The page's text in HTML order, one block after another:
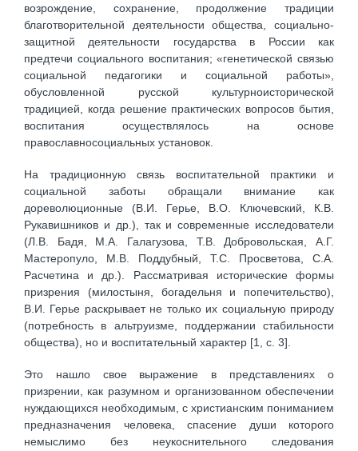
возрождение, сохранение, продолжение традиции
благотворительной деятельности общества, социально-
защитной деятельности государства в России как
предтечи социального воспитания; «генетической связью
социальной педагогики и социальной работы»,
обусловленной русской культурноисторической
традицией, когда решение практических вопросов бытия,
воспитания осуществлялось на основе
православносоциальных установок.
На традиционную связь воспитательной практики и
социальной заботы обращали внимание как
дореволюционные (В.И. Герье, В.О. Ключевский, К.В.
Рукавишников и др.), так и современные исследователи
(Л.В. Бадя, М.А. Галагузова, Т.В. Добровольская, А.Г.
Мастеропуло, М.В. Поддубный, Т.С. Просветова, С.А.
Расчетина и др.). Рассматривая исторические формы
призрения (милостыня, богадельня и попечительство),
В.И. Герье раскрывает не только их социальную природу
(потребность в альтруизме, поддержании стабильности
общества), но и воспитательный характер [1, с. 3].
Это нашло свое выражение в представлениях о
призрении, как разумном и организованном обеспечении
нуждающихся необходимым, с христианским пониманием
предназначения человека, спасение души которого
немыслимо без неукоснительного следования